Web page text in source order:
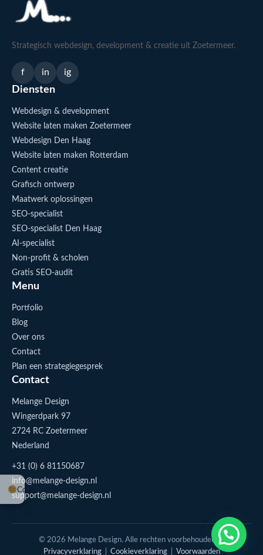
Cookie-instellingen
Stuur me een appje
Strategisch webdesign, development & creatie uit Zoetermeer.
f in ig
Diensten
Webdesign & development
Website laten maken Zoetermeer
Webdesign Den Haag
Website laten maken Rotterdam
Content creatie
Grafisch ontwerp
Maatwerk oplossingen
SEO-specialist
SEO-specialist Den Haag
AI-specialist
Non-profit & scholen
Gratis SEO-audit
Menu
Portfolio
Blog
Over ons
Contact
Plan een strategiegesprek
Contact
Melange Design
Wingerdpark 97
2724 RC Zoetermeer
Nederland
+31 (0) 6 81150687
info@melange-design.nl
support@melange-design.nl
© 2026 Melange Design. Alle rechten voorbehouden. |
Privacyverklaring| Cookieverklaring| Voorwaarden